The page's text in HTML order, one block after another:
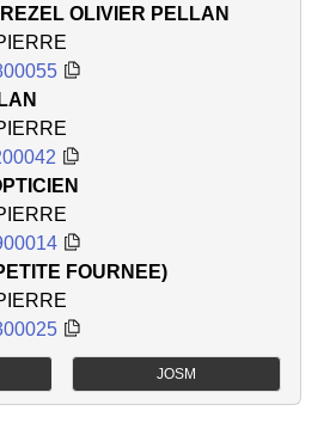
OLIVIER PELLAN
FOURNEE)
JOSM